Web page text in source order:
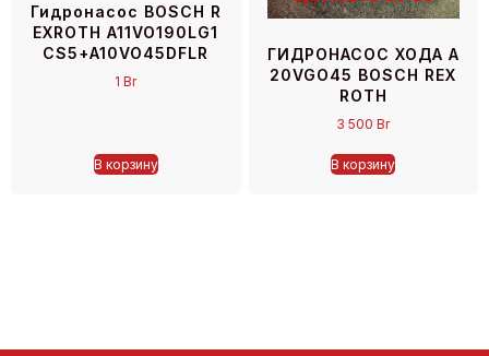
Гидронасос BOSCH R
EXROTH A11VO190LG1
CS5+A10VO45DFLR
1Br
В корзину
ГИДРОНАСОС ХОДА A
20VGO45 BOSCH REX
ROTH
3 500Br
В корзину